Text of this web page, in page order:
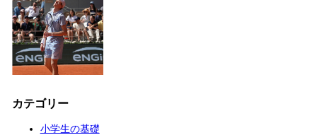
カテゴリー
小学生の基礎